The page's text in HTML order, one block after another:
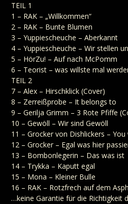
TEIL 1
1 – RAK – „Willkommen“
2 – RAK – Bunte Blumen
3 – Yuppiescheuche – Aberkannt
4 – Yuppiescheuche – Wir stellen
5 – HörZu! – Auf nach McPomm
6 – Teorist – was willste mal
TEIL 2
7 – Alex – Hirschklick (Cover)
8 – Zerreißprobe – It belongs to
9 – Gerilja Grimm – 3 Rote Pfiffe
10 – Gewöll – Wir sind Gewöll
11 – Grocker von Dishlickers –
12 – Grocker – Egal was hier
13 – Bombonlegerin – Das was ist
14 – Trykka – Kaputt egal
15 – Mona – Kleiner Bulle
16 – RAK – Rotzfrech auf dem
…keine Garantie für die Richtigkeit